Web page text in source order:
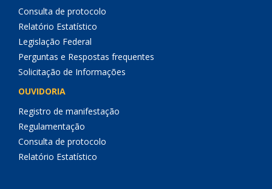
Consulta de protocolo
Relatório Estatístico
Legislação Federal
Perguntas e Respostas frequentes
Solicitação de Informações
OUVIDORIA
Registro de manifestação
Regulamentação
Consulta de protocolo
Relatório Estatístico